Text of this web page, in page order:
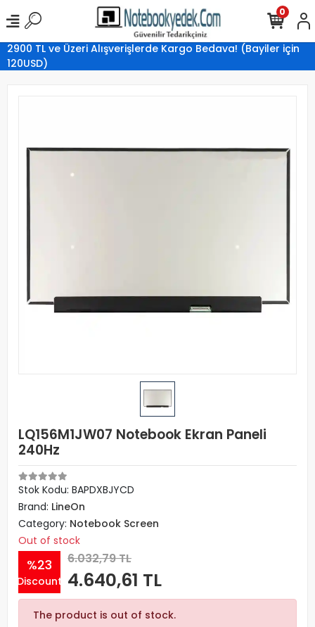
2900 TL ve Üzeri Alışverişlerde Kargo Bedava! (Bayiler için
120USD)
0
LQ156M1JW07 Notebook Ekran Paneli
240Hz
Stok Kodu: BAPDXBJYCD
Brand: LineOn
Category: Notebook Screen
Out of stock
%23
Discount
6.032,79 TL
4.640,61 TL
The product is out of stock.